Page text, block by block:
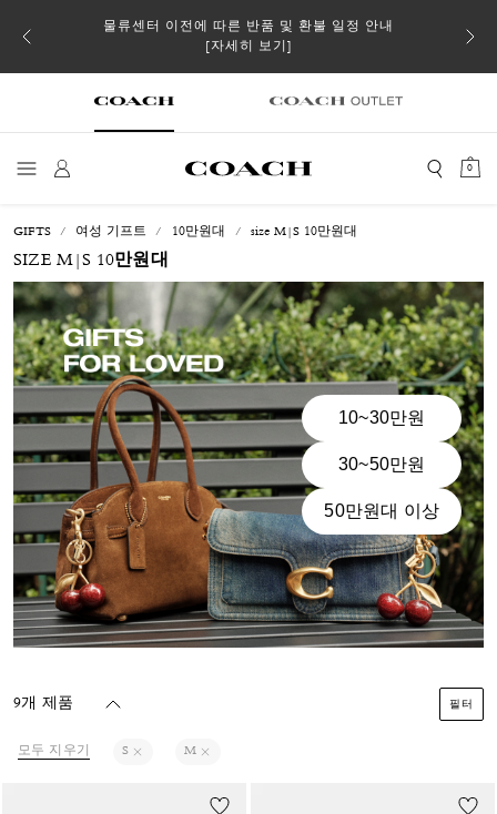
스트
물류센터 이전에 따른 반품 및 환불 일정 안내
[자세히 보기]
일부
0
GIFTS 여성 기프트 10만원대 size M|S 10만원대
SIZE M|S 10만원대
10~30만원
30~50만원
50만원대 이상
9개 제품 필터
모두 지우기 S M